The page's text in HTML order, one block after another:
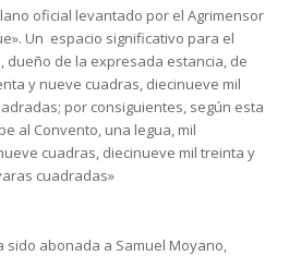
oficial levantado por el Agrimensor
Un espacio significativo para el
dueño de la expresada estancia, de
y nueve cuadras, diecinueve mil
por consiguientes, según esta
al Convento, una legua, mil
cuadras, diecinueve mil treinta y
cuadradas»
sido abonada a Samuel Moyano,